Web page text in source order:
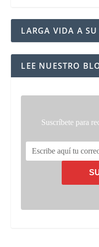
LARGA VIDA A
LEE NUESTRO
Suscríbete para